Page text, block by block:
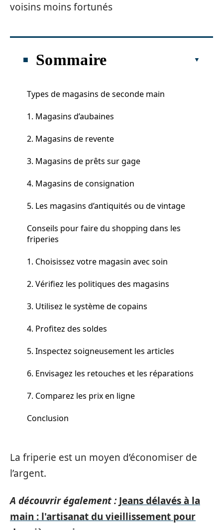
voisins moins fortunés
Sommaire
Types de magasins de seconde main
1. Magasins d’aubaines
2. Magasins de revente
3. Magasins de prêts sur gage
4. Magasins de consignation
5. Les magasins d’antiquités ou de vintage
Conseils pour faire du shopping dans les
friperies
1. Choisissez votre magasin avec soin
2. Vérifiez les politiques des magasins
3. Utilisez le système de copains
4. Profitez des soldes
5. Inspectez soigneusement les articles
6. Envisagez les retouches et les réparations
7. Comparez les prix en ligne
Conclusion
La friperie est un moyen d’économiser de
l’argent.
A découvrir également : Jeans délavés à la
main : l'artisanat du vieillissement pour